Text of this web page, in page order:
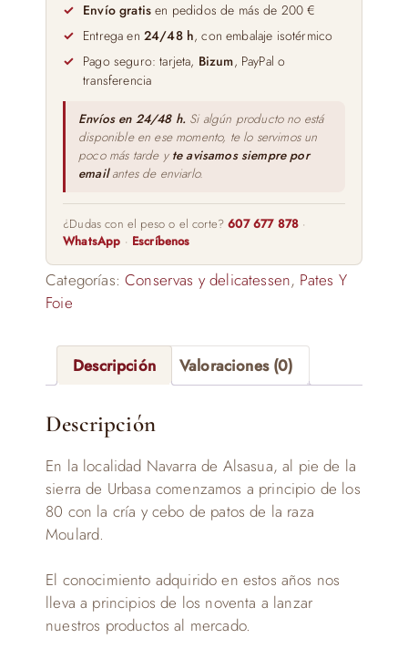
Pato
Katealde
cantidad
Envío gratis en pedidos de más de 200 €
Entrega en 24/48 h, con embalaje isotérmico
Pago seguro: tarjeta, Bizum, PayPal o
transferencia
Envíos en 24/48 h. Si algún producto no está
disponible en ese momento, te lo servimos un
poco más tarde y te avisamos siempre por
emailantes de enviarlo.
¿Dudas con el peso o el corte?607 677 878 ·
WhatsApp · Escríbenos
Categorías:Conservas y delicatessen, Pates Y
Foie
Descripción Valoraciones (0)
Descripción
En la localidad Navarra de Alsasua, al pie de la
sierra de Urbasa comenzamos a principio de los
80 con la cría y cebo de patos de la raza
Moulard.
El conocimiento adquirido en estos años nos
lleva a principios de los noventa a lanzar
nuestros productos al mercado.